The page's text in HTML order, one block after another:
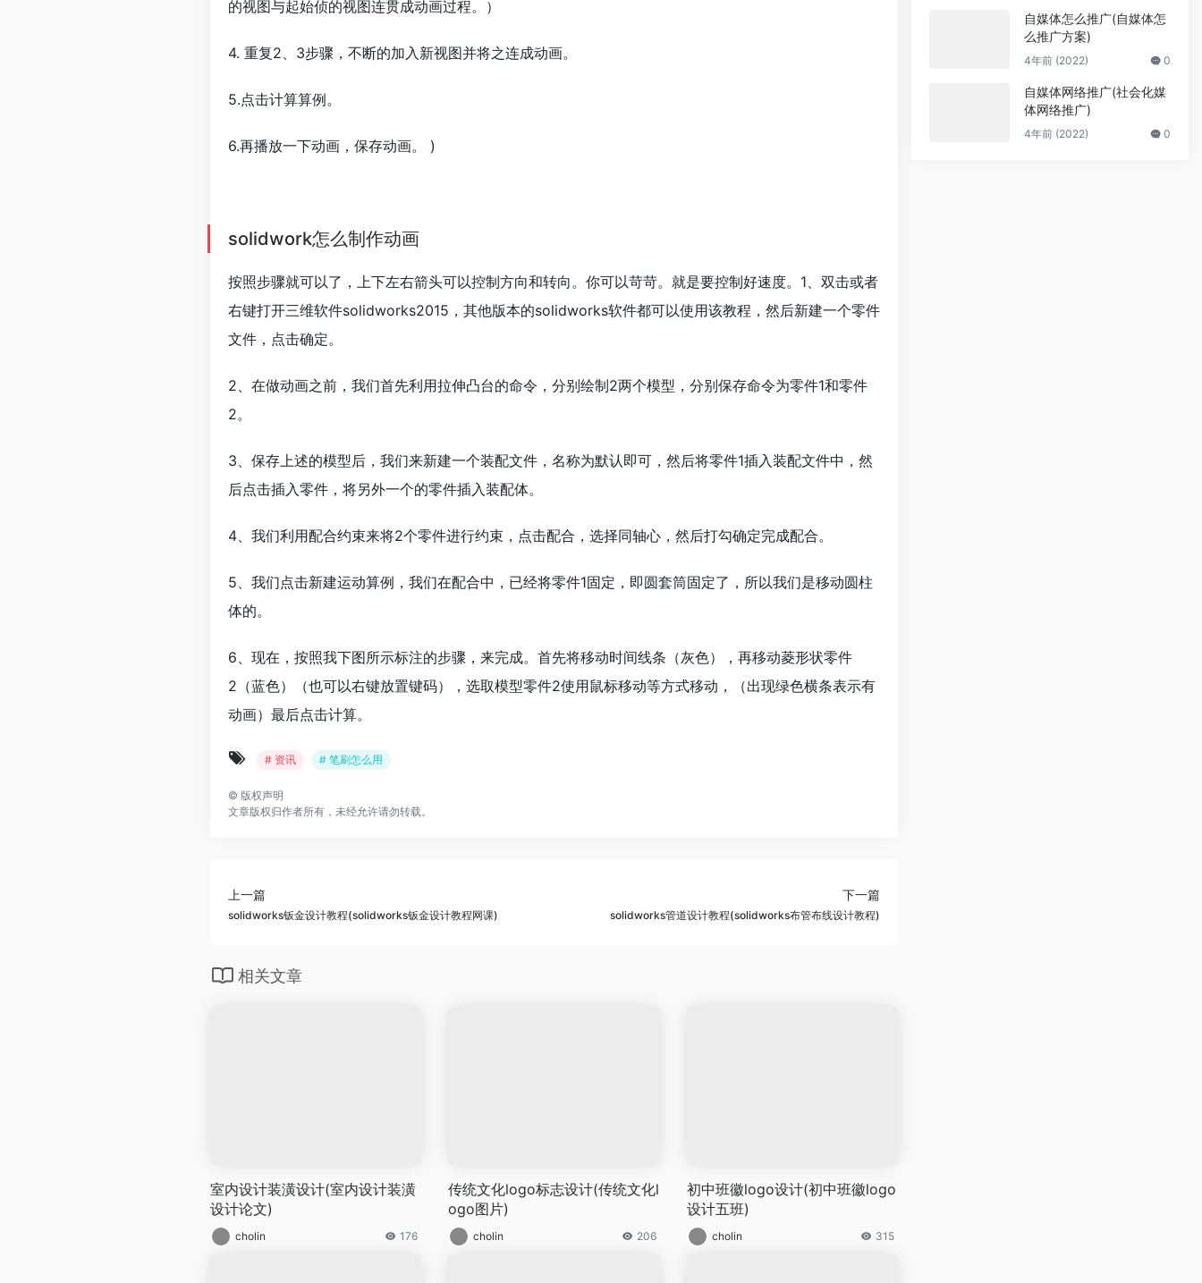
的视图与起始侦的视图连贯成动画过程。）
4. 重复2、3步骤，不断的加入新视图并将之连成动画。
5.点击计算算例。
6.再播放一下动画，保存动画。 )
solidwork怎么制作动画
按照步骤就可以了，上下左右箭头可以控制方向和转向。你可以苛苛。就是要控制好速度。1、双击或者
右键打开三维软件solidworks2015，其他版本的solidworks软件都可以使用该教程，然后新建一个零件
文件，点击确定。
2、在做动画之前，我们首先利用拉伸凸台的命令，分别绘制2两个模型，分别保存命令为零件1和零件
2。
3、保存上述的模型后，我们来新建一个装配文件，名称为默认即可，然后将零件1插入装配文件中，然
后点击插入零件，将另外一个的零件插入装配体。
4、我们利用配合约束来将2个零件进行约束，点击配合，选择同轴心，然后打勾确定完成配合。
5、我们点击新建运动算例，我们在配合中，已经将零件1固定，即圆套筒固定了，所以我们是移动圆柱
体的。
6、现在，按照我下图所示标注的步骤，来完成。首先将移动时间线条（灰色），再移动菱形状零件
2（蓝色）（也可以右键放置键码），选取模型零件2使用鼠标移动等方式移动，（出现绿色横条表示有
动画）最后点击计算。
# 资讯 # 笔刷怎么用
© 版权声明
文章版权归作者所有，未经允许请勿转载。
上一篇
solidworks钣金设计教程(solidworks钣金设计教程网课)
下一篇
solidworks管道设计教程(solidworks布管布线设计教程)
相关文章
室内设计装潢设计(室内设计装潢
设计论文)
cholin 176
传统文化logo标志设计(传统文化l
ogo图片)
cholin 206
初中班徽logo设计(初中班徽logo
设计五班)
cholin 315
自媒体怎么推广(自媒体怎
么推广方案)
4年前 (2022) 0
自媒体网络推广(社会化媒
体网络推广)
4年前 (2022) 0